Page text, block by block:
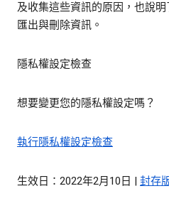
及收集這些資訊的原因，也說
匯出與刪除資訊。
隱私權設定檢查
想要變更您的隱私權設定嗎？
執行隱私權設定檢查
生效日：2022年2月10日 | 封存